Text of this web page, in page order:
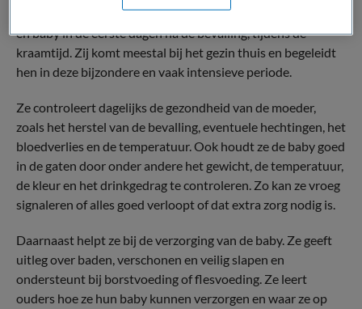
Een kraamverpleegkundige in Nederland zorgt voor moeder
en baby in de eerste dagen na de bevalling, tijdens de
kraamtijd. Zij komt meestal bij het gezin thuis en begeleidt
hen in deze bijzondere en vaak intensieve periode.
Ze controleert dagelijks de gezondheid van de moeder,
zoals het herstel van de bevalling, eventuele hechtingen, het
bloedverlies en de temperatuur. Ook houdt ze de baby goed
in de gaten door onder andere het gewicht, de temperatuur,
de kleur en het drinkgedrag te controleren. Zo kan ze vroeg
signaleren of alles goed verloopt of dat extra zorg nodig is.
Daarnaast helpt ze bij de verzorging van de baby. Ze geeft
uitleg over baden, verschonen en veilig slapen en
ondersteunt bij borstvoeding of flesvoeding. Ze leert
ouders hoe ze hun baby kunnen verzorgen en waar ze op